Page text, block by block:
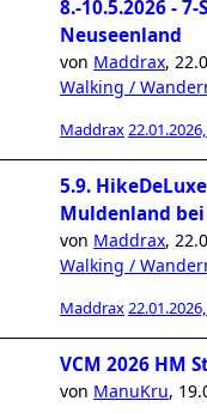
8.-10.5.2026 -
Neuseenland
von Maddrax,
Walking /
Maddrax
5.9.
Muldenland bei
von Maddrax,
Walking /
Maddrax
VCM 2026 HM
von ManuKru,